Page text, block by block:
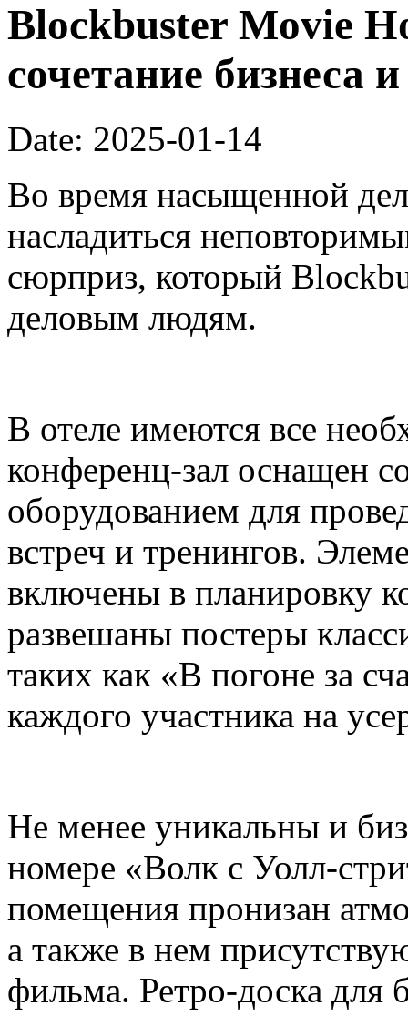
Blockbuster Movie
сочетание бизнеса
Date: 2025-01-14
Во время насыщенной
насладиться
сюрприз, который
деловым людям.
В отеле имеются все
конференц-зал оснащен
оборудованием для
встреч и тренингов.
включены в планировку
развешаны постеры
таких как «В погоне за
каждого участника на
Не менее уникальны и
номере «Волк с Уолл-
помещения пронизан
а также в нем
фильма. Ретро-доска для